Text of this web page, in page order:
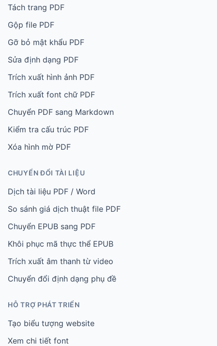
Tách trang PDF
Gộp file PDF
Gỡ bỏ mật khẩu PDF
Sửa định dạng PDF
Trích xuất hình ảnh PDF
Trích xuất font chữ PDF
Chuyển PDF sang Markdown
Kiểm tra cấu trúc PDF
Xóa hình mờ PDF
CHUYỂN ĐỔI TÀI LIỆU
Dịch tài liệu PDF / Word
So sánh giá dịch thuật file PDF
Chuyển EPUB sang PDF
Khôi phục mã thực thể EPUB
Trích xuất âm thanh từ video
Chuyển đổi định dạng phụ đề
HỖ TRỢ PHÁT TRIỂN
Tạo biểu tượng website
Xem chi tiết font